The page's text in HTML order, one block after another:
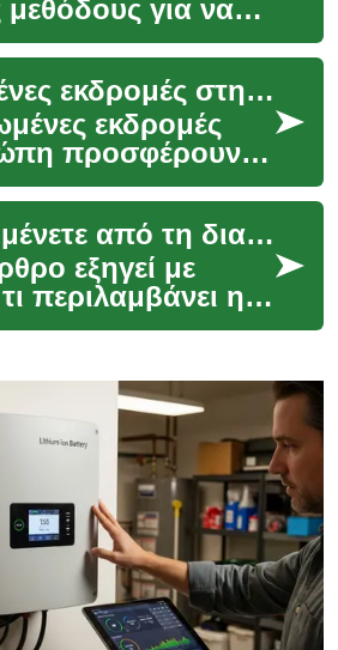
μεθόδους για να
τις τιμές σε
προσφορές
ώστε να λαμβάν...Οργανωμένες εκδρομές στην Ευρώπη: Τι να περιμένετε
εκδρομές
προσφέρουν
και συχνά
τρόπο για
τις πλο...
Τι να περιμένετε από τη διαδικασία έκδοσης φοιτητικής άδειας εργασίας
εξηγεί με
περιλαμβάνει η
έκδοσης
άδειας εργασίας